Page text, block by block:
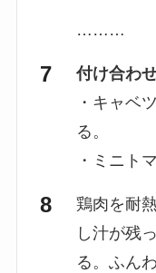
………
付け合わ
・キャベ
る。
・ミニト
鶏肉を耐
し汁が残
る。ふん